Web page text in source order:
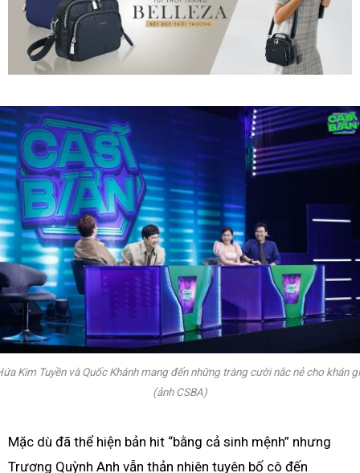
Kim Tuyền và Quốc Khánh mang đến những tràng cười nắc nẻ cho khán
(ảnh CSBA)
Mặc dù đã thể hiện bản hit “bằng cả sinh mệnh” nhưng
Trương Quỳnh Anh vẫn thản nhiên tuyên bố cô đến